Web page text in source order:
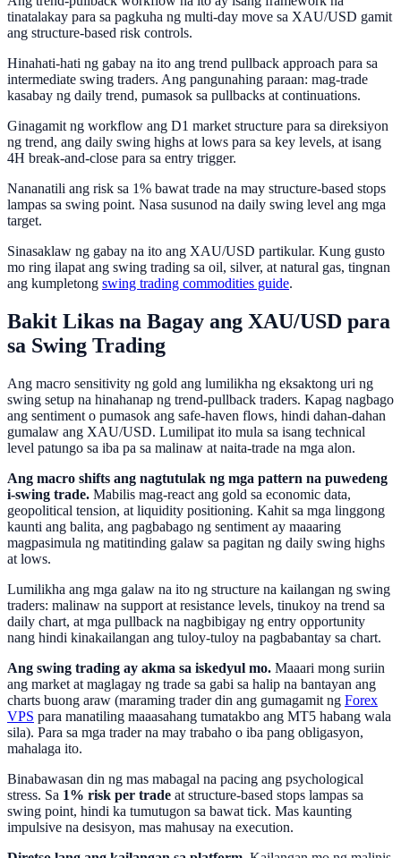
tinatalakay para sa pagkuha ng multi-day move sa XAU/USD gamit
ang structure-based risk controls.
Hinahati-hati ng gabay na ito ang trend pullback approach para sa
intermediate swing traders. Ang pangunahing paraan: mag-trade
kasabay ng daily trend, pumasok sa pullbacks at continuations.
Ginagamit ng workflow ang D1 market structure para sa direksiyon
ng trend, ang daily swing highs at lows para sa key levels, at isang
4H break-and-close para sa entry trigger.
Nananatili ang risk sa 1% bawat trade na may structure-based stops
lampas sa swing point. Nasa susunod na daily swing level ang mga
target.
Sinasaklaw ng gabay na ito ang XAU/USD partikular. Kung gusto
mo ring ilapat ang swing trading sa oil, silver, at natural gas, tingnan
ang kumpletong swing trading commodities guide.
Bakit Likas na Bagay ang XAU/USD para
sa Swing Trading
Ang macro sensitivity ng gold ang lumilikha ng eksaktong uri ng
swing setup na hinahanap ng trend-pullback traders. Kapag nagbago
ang sentiment o pumasok ang safe-haven flows, hindi dahan-dahan
gumalaw ang XAU/USD. Lumilipat ito mula sa isang technical
level patungo sa iba pa sa malinaw at naita-trade na mga alon.
Ang macro shifts ang nagtutulak ng mga pattern na puwedeng
i-swing trade. Mabilis mag-react ang gold sa economic data,
geopolitical tension, at liquidity positioning. Kahit sa mga linggong
kaunti ang balita, ang pagbabago ng sentiment ay maaaring
magpasimula ng matitinding galaw sa pagitan ng daily swing highs
at lows.
Lumilikha ang mga galaw na ito ng structure na kailangan ng swing
traders: malinaw na support at resistance levels, tinukoy na trend sa
daily chart, at mga pullback na nagbibigay ng entry opportunity
nang hindi kinakailangan ang tuloy-tuloy na pagbabantay sa chart.
Ang swing trading ay akma sa iskedyul mo. Maaari mong suriin
ang market at maglagay ng trade sa gabi sa halip na bantayan ang
charts buong araw (maraming trader din ang gumagamit ng Forex
VPS para manatiling maaasahang tumatakbo ang MT5 habang wala
sila). Para sa mga trader na may trabaho o iba pang obligasyon,
mahalaga ito.
Binabawasan din ng mas mabagal na pacing ang psychological
stress. Sa 1% risk per trade at structure-based stops lampas sa
swing point, hindi ka tumutugon sa bawat tick. Mas kaunting
impulsive na desisyon, mas mahusay na execution.